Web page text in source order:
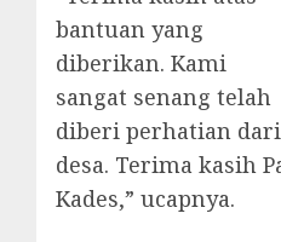
bantuan yang
diberikan. Kami
sangat senang telah
diberi perhatian dari
desa. Terima kasih
Kades,” ucapnya.